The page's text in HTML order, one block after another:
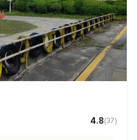
4.8(37)